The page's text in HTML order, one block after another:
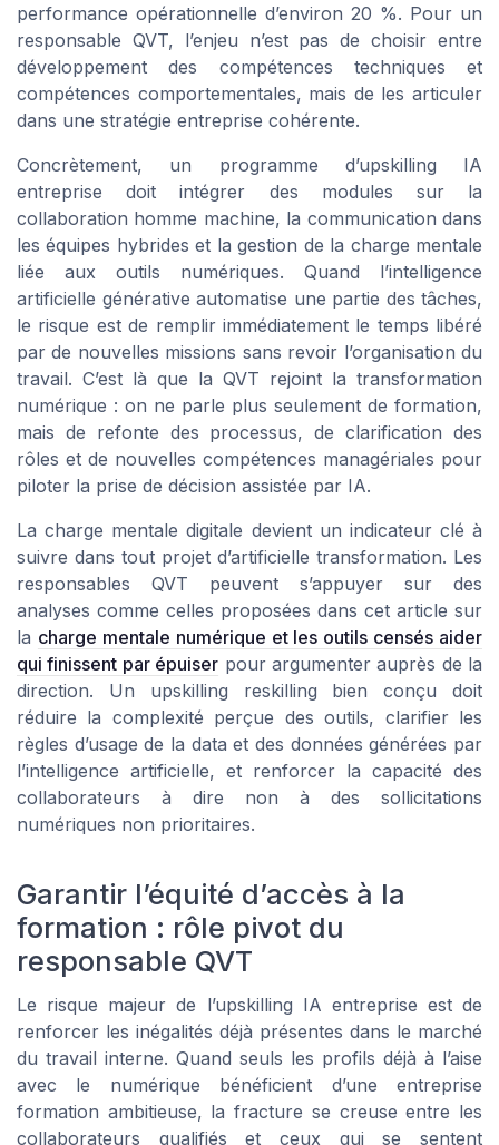
performance opérationnelle d’environ 20 %. Pour un
responsable QVT, l’enjeu n’est pas de choisir entre
développement des compétences techniques et
compétences comportementales, mais de les articuler
dans une stratégie entreprise cohérente.
Concrètement, un programme d’upskilling IA
entreprise doit intégrer des modules sur la
collaboration homme machine, la communication dans
les équipes hybrides et la gestion de la charge mentale
liée aux outils numériques. Quand l’intelligence
artificielle générative automatise une partie des tâches,
le risque est de remplir immédiatement le temps libéré
par de nouvelles missions sans revoir l’organisation du
travail. C’est là que la QVT rejoint la transformation
numérique : on ne parle plus seulement de formation,
mais de refonte des processus, de clarification des
rôles et de nouvelles compétences managériales pour
piloter la prise de décision assistée par IA.
La charge mentale digitale devient un indicateur clé à
suivre dans tout projet d’artificielle transformation. Les
responsables QVT peuvent s’appuyer sur des
analyses comme celles proposées dans cet article sur
la charge mentale numérique et les outils censés aider
qui finissent par épuiser pour argumenter auprès de la
direction. Un upskilling reskilling bien conçu doit
réduire la complexité perçue des outils, clarifier les
règles d’usage de la data et des données générées par
l’intelligence artificielle, et renforcer la capacité des
collaborateurs à dire non à des sollicitations
numériques non prioritaires.
Garantir l’équité d’accès à la
formation : rôle pivot du
responsable QVT
Le risque majeur de l’upskilling IA entreprise est de
renforcer les inégalités déjà présentes dans le marché
du travail interne. Quand seuls les profils déjà à l’aise
avec le numérique bénéficient d’une entreprise
formation ambitieuse, la fracture se creuse entre les
collaborateurs qualifiés et ceux qui se sentent